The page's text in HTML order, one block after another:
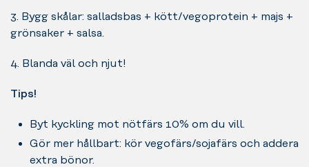
3. Bygg skålar: salladsbas + kött/vegoprotein + majs +
grönsaker + salsa.
4. Blanda väl och njut!
Tips!
Byt kyckling mot nötfärs 10% om du vill.
Gör mer hållbart: kör vegofärs/sojafärs och addera
extra bönor.